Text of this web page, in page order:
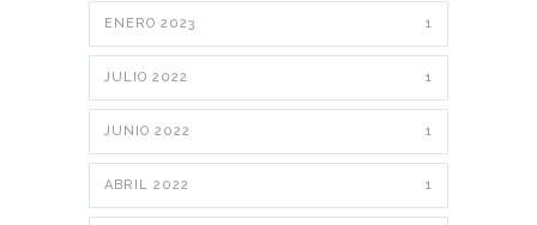
ENERO 2023 1
JULIO 2022 1
JUNIO 2022 1
ABRIL 2022 1